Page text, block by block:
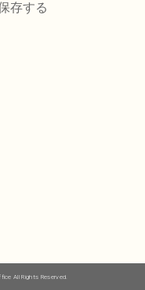
存する
All Rights Reserved.